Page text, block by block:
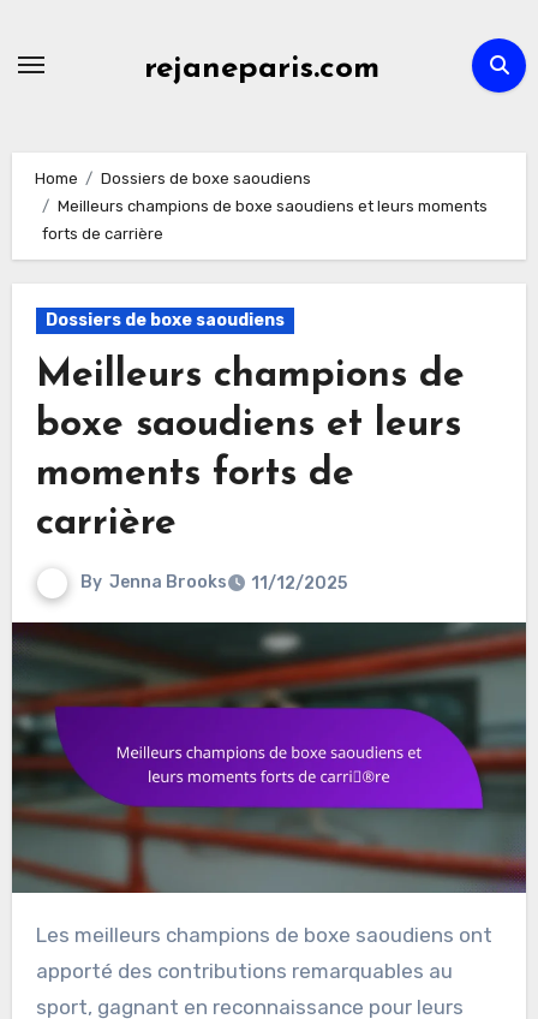
rejaneparis.com
Home
Dossiers de boxe saoudiens
Meilleurs champions de boxe saoudiens et leurs moments
forts de carrière
Dossiers de boxe saoudiens
Meilleurs champions de
boxe saoudiens et leurs
moments forts de
carrière
By Jenna Brooks 11/12/2025
Les meilleurs champions de boxe saoudiens ont
apporté des contributions remarquables au
sport, gagnant en reconnaissance pour leurs